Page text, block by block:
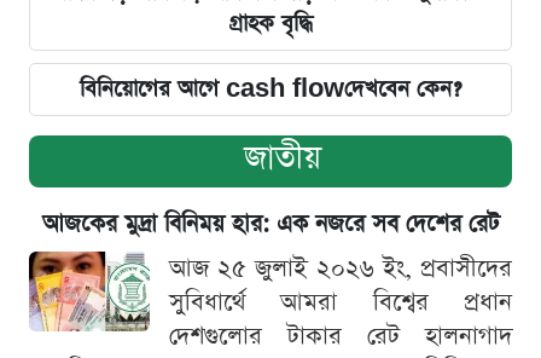
গ্রাহক বৃদ্ধি
বিনিয়োগের আগে cash flowদেখবেন কেন?
জাতীয়
আজকের মুদ্রা বিনিময় হার: এক নজরে সব দেশের রেট
আজ ২৫ জুলাই ২০২৬ ইং, প্রবাসীদের
সুবিধার্থে আমরা বিশ্বের প্রধান
দেশগুলোর টাকার রেট হালনাগাদ